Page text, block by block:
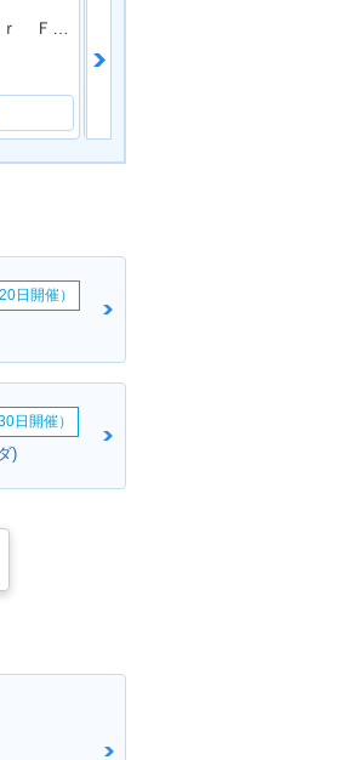
SUPER
VTEC R
SUPER
仕様
VTEC R
日開催）
日開催）
)